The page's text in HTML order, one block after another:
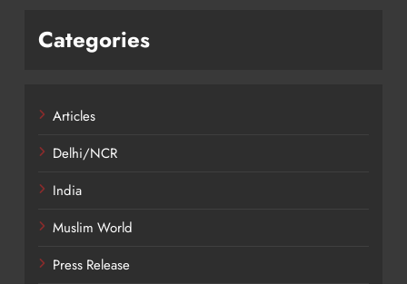
Categories
Articles
Delhi/NCR
India
Muslim World
Press Release